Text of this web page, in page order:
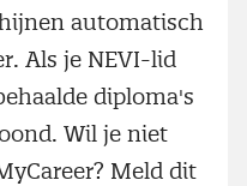
automatisch
Als je NEVI-lid
diploma's
Wil je niet
Meld dit